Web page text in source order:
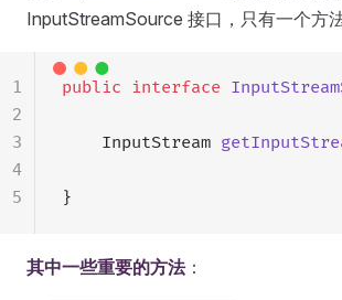
InputStreamSource 接口，只有一个方
public interface
    InputStream
}
1
2
3
4
5
其中一些重要的方法：